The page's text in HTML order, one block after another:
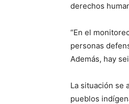
derechos
“En el
personas
Además, hay
La situación se
pueblos